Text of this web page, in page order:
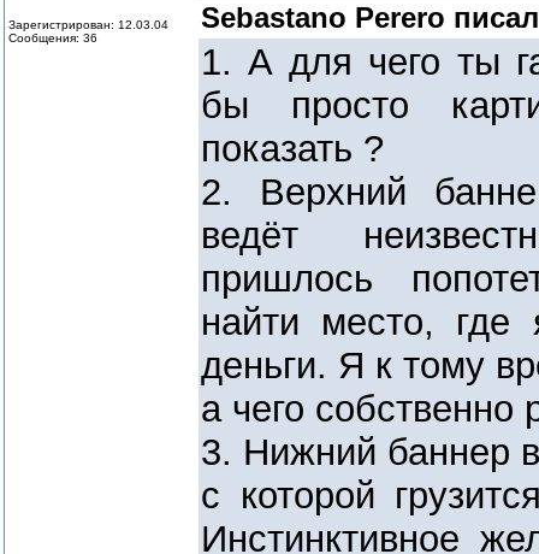
Зарегистрирован: 12.03.04
Сообщения: 36
Sebastano Perero
1. А для чего ты
бы просто
показать ?
2. Верхний
ведёт
пришлось
найти место, где
деньги. Я к тому
а чего собственно
3. Нижний баннер
с которой
Инстинктивное